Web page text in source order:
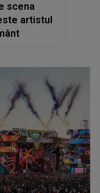
scena
artistul